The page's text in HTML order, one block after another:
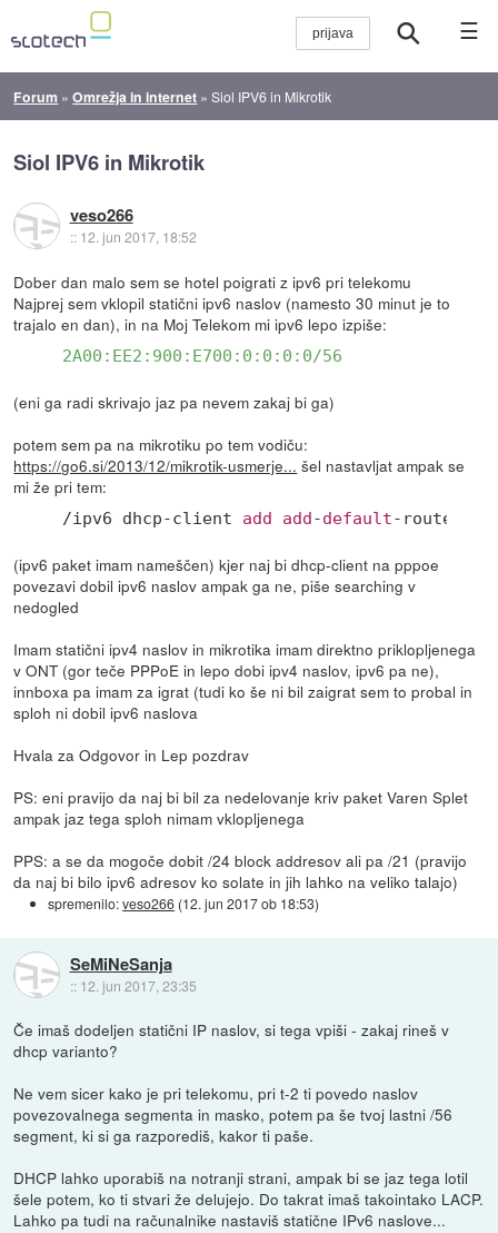
☰
Forum »Omrežja in internet »Siol IPV6 in Mikrotik
Siol IPV6 in Mikrotik
veso266
:: 12. jun 2017, 18:52
Dober dan malo sem se hotel poigrati z ipv6 pri telekomu
Najprej sem vklopil statični ipv6 naslov (namesto 30 minut je to
trajalo en dan), in na Moj Telekom mi ipv6 lepo izpiše:
2A00:EE2:900:E700:0:0:0:0/56
(eni ga radi skrivajo jaz pa nevem zakaj bi ga)
potem sem pa na mikrotiku po tem vodiču:
https://go6.si/2013/12/mikrotik-usmerje... šel nastavljat ampak se
mi že pri tem:
/ipv6 dhcp-client add add-default-
(ipv6 paket imam nameščen) kjer naj bi dhcp-client na pppoe
povezavi dobil ipv6 naslov ampak ga ne, piše searching v
nedogled
Imam statični ipv4 naslov in mikrotika imam direktno priklopljenega
v ONT (gor teče PPPoE in lepo dobi ipv4 naslov, ipv6 pa ne),
innboxa pa imam za igrat (tudi ko še ni bil zaigrat sem to probal in
sploh ni dobil ipv6 naslova
Hvala za Odgovor in Lep pozdrav
PS: eni pravijo da naj bi bil za nedelovanje kriv paket Varen Splet
ampak jaz tega sploh nimam vklopljenega
PPS: a se da mogoče dobit /24 block addresov ali pa /21 (pravijo
da naj bi bilo ipv6 adresov ko solate in jih lahko na veliko talajo)
spremenilo:veso266 (12. jun 2017 ob 18:53)
SeMiNeSanja
:: 12. jun 2017, 23:35
Če imaš dodeljen statični IP naslov, si tega vpiši - zakaj rineš v
dhcp varianto?
Ne vem sicer kako je pri telekomu, pri t-2 ti povedo naslov
povezovalnega segmenta in masko, potem pa še tvoj lastni /56
segment, ki si ga razporediš, kakor ti paše.
DHCP lahko uporabiš na notranji strani, ampak bi se jaz tega lotil
šele potem, ko ti stvari že delujejo. Do takrat imaš takointako LACP.
Lahko pa tudi na računalnike nastaviš statične IPv6 naslove...